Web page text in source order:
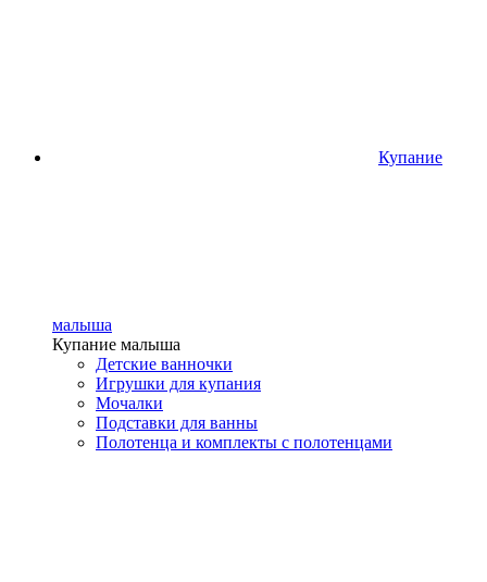
Купание
малыша
Купание малыша
Детские ванночки
Игрушки для купания
Мочалки
Подставки для ванны
Полотенца и комплекты с полотенцами